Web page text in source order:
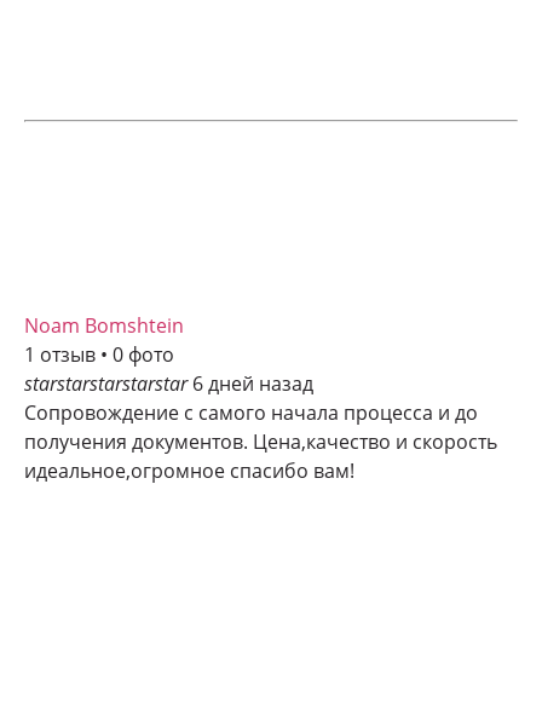
Noam Bomshtein
1 отзыв • 0 фото
starstarstarstarstar 6 дней назад
Сопровождение с самого начала процесса и до
получения документов. Цена,качество и скорость
идеальное,огромное спасибо вам!